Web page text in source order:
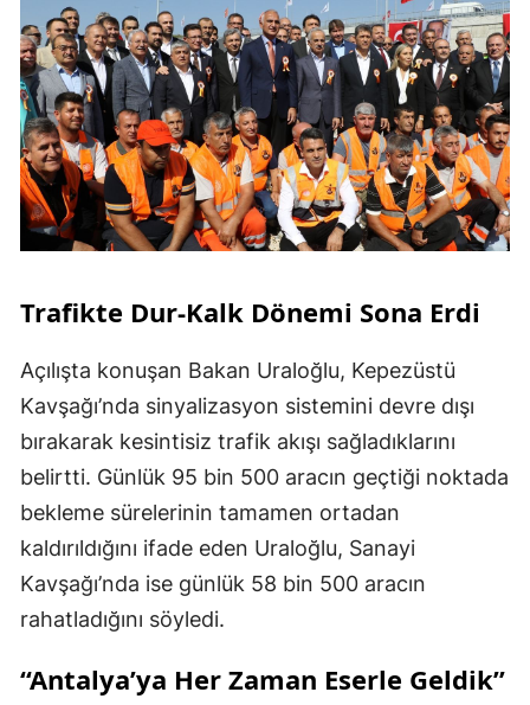
Trafikte Dur-Kalk Dönemi Sona Erdi
Açılışta konuşan Bakan Uraloğlu, Kepezüstü
Kavşağı’nda sinyalizasyon sistemini devre dışı
bırakarak kesintisiz trafik akışı sağladıklarını
belirtti. Günlük 95 bin 500 aracın geçtiği noktada
bekleme sürelerinin tamamen ortadan
kaldırıldığını ifade eden Uraloğlu, Sanayi
Kavşağı’nda ise günlük 58 bin 500 aracın
rahatladığını söyledi.
“Antalya’ya Her Zaman Eserle Geldik”